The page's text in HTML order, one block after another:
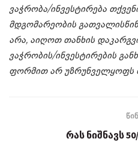
ვაჭრობა/ინვესტირება
მდგომარეობის
არა, აიღოთ თანხის
ვაჭრობის/ინვესტირების
ფორმით არ უზრუნველყოფს
რას ნიშნავს